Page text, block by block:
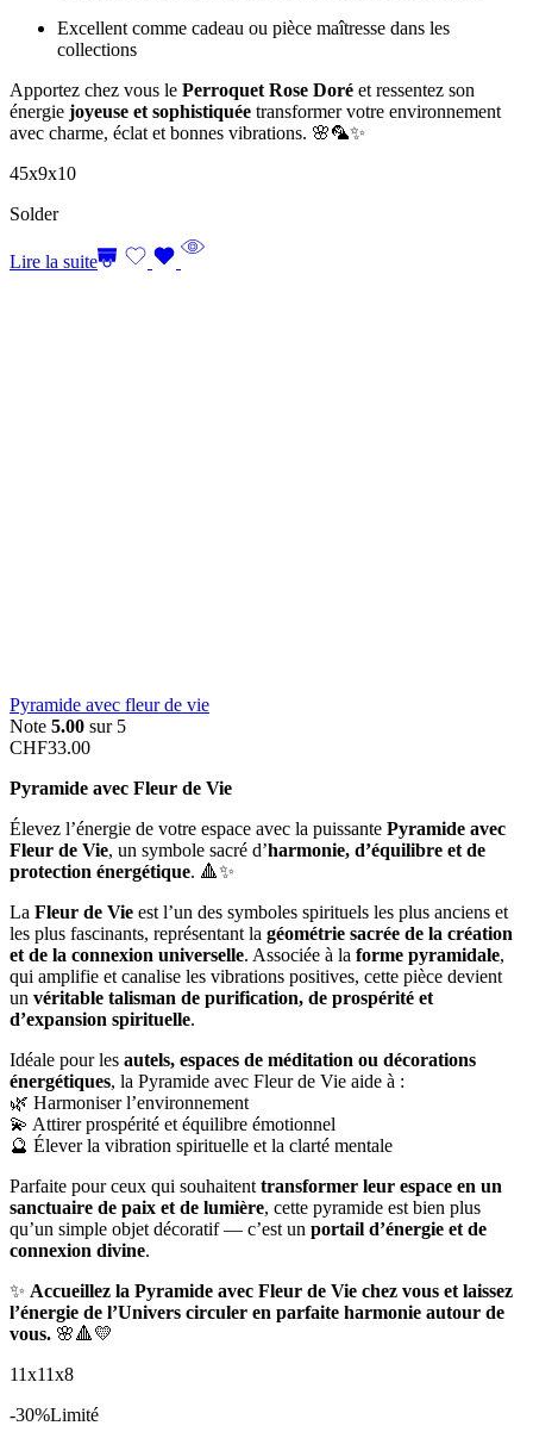
Excellent comme cadeau ou pièce maîtresse dans les
collections
Apportez chez vous le Perroquet Rose Doré et ressentez son
énergie joyeuse et sophistiquée transformer votre environnement
avec charme, éclat et bonnes vibrations. 🌸🦜✨
45x9x10
Solder
Lire la suite
Pyramide avec fleur de vie
Note 5.00 sur 5
CHF33.00
Pyramide avec Fleur de Vie
Élevez l’énergie de votre espace avec la puissante Pyramide avec
Fleur de Vie, un symbole sacré d’harmonie, d’équilibre et de
protection énergétique. 🔺✨
La Fleur de Vie est l’un des symboles spirituels les plus anciens et
les plus fascinants, représentant la géométrie sacrée de la création
et de la connexion universelle. Associée à la forme pyramidale,
qui amplifie et canalise les vibrations positives, cette pièce devient
un véritable talisman de purification, de prospérité et
d’expansion spirituelle.
Idéale pour les autels, espaces de méditation ou décorations
énergétiques, la Pyramide avec Fleur de Vie aide à :
🌿 Harmoniser l’environnement
💫 Attirer prospérité et équilibre émotionnel
🔮 Élever la vibration spirituelle et la clarté mentale
Parfaite pour ceux qui souhaitent transformer leur espace en un
sanctuaire de paix et de lumière, cette pyramide est bien plus
qu’un simple objet décoratif — c’est un portail d’énergie et de
connexion divine.
✨ Accueillez la Pyramide avec Fleur de Vie chez vous et laissez
l’énergie de l’Univers circuler en parfaite harmonie autour de
vous. 🌸🔺💛
11x11x8
-30%Limité